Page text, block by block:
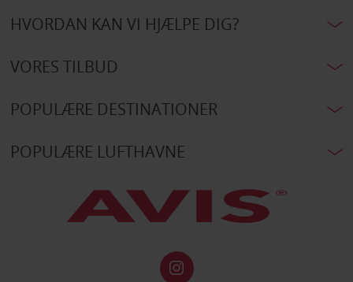
HVORDAN KAN VI HJÆLPE DIG?
VORES TILBUD
POPULÆRE DESTINATIONER
POPULÆRE LUFTHAVNE